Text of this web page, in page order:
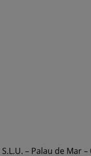
– Palau de Mar